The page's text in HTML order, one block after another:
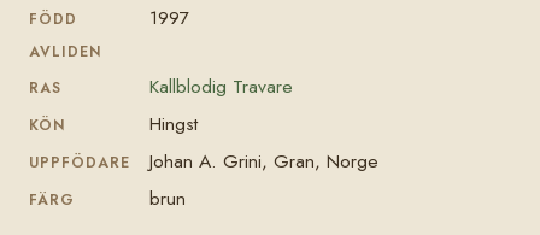
FÖDD 1997
AVLIDEN
RAS
Kallblodig Travare
KÖN Hingst
UPPFÖDARE Johan A. Grini, Gran, Norge
FÄRG brun